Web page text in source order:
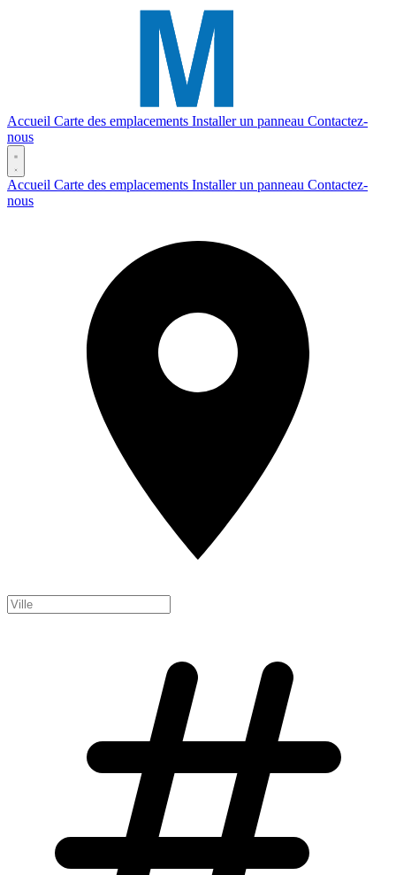
Accueil Carte des emplacements Installer un panneau Contactez-
nous
Accueil Carte des emplacements Installer un panneau Contactez-
nous